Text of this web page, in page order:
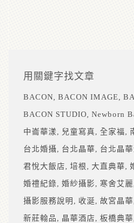
用關鍵字找文章
BACON BACON IMAGE
BACON STUDIO Newborn
中崙華漾
兒童寫真 全家福
台北婚攝
台北晶華 台北晶
君悅大飯店 培根 大直典華
婚禮紀錄 婚紗攝影 寒舍艾麗
攝影服務說明
收涎 故宮晶華
新莊翰品
晶華酒店 板橋典華